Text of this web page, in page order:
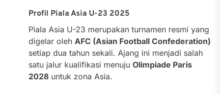
Profil Piala Asia U-23 2025
Piala Asia U-23 merupakan turnamen resmi yang
digelar oleh AFC (Asian Football Confederation)
setiap dua tahun sekali. Ajang ini menjadi salah
satu jalur kualifikasi menuju Olimpiade Paris
2028untuk zona Asia.